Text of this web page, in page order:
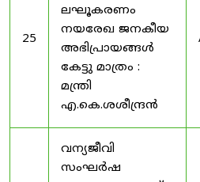
25
ലഘൂകരണം
നയരേഖ ജനകീയ
അഭിപ്രായങ്ങൾ
കേട്ടു മാത്രം :
മന്ത്രി
എ.കെ.ശശീന്ദ്രൻ
വന്യജീവി
സംഘർഷ